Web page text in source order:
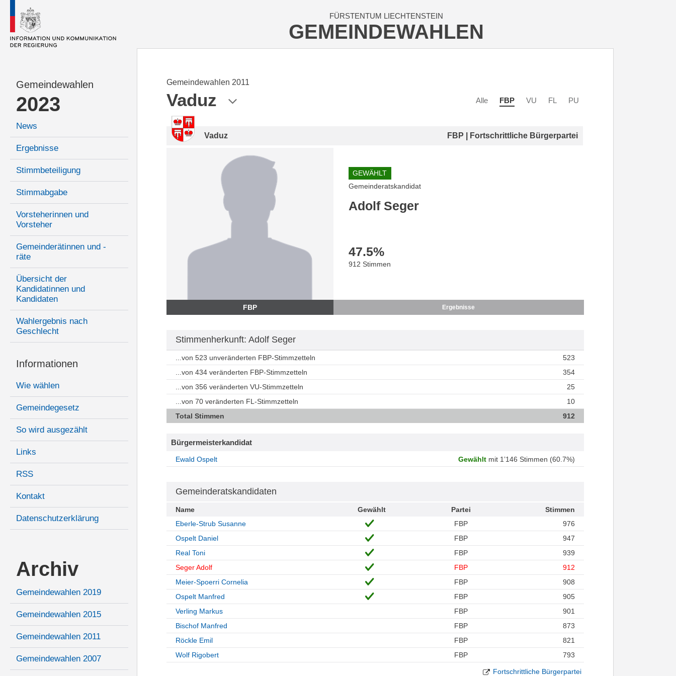
FÜRSTENTUM LIECHTENSTEIN
GEMEINDEWAHLEN
Gemeindewahlen
2023
News
Ergebnisse
Stimmbeteiligung
Stimmabgabe
Vorsteherinnen und
Vorsteher
Gemeinderätinnen und -
räte
Übersicht der
Kandidatinnen und
Kandidaten
Wahlergebnis nach
Geschlecht
Informationen
Wie wählen
Gemeindegesetz
So wird ausgezählt
Links
RSS
Kontakt
Datenschutzerklärung
Archiv
Gemeindewahlen 2019
Gemeindewahlen 2015
Gemeindewahlen 2011
Gemeindewahlen 2007
Gemeindewahlen 2011
Vaduz Alle FBP VU FL PU
Vaduz FBP | Fortschrittliche Bürgerpartei
FBP
GEWÄHLT
Gemeinderatskandidat
Adolf Seger
47.5%
912 Stimmen
Ergebnisse
Stimmenherkunft: Adolf Seger
...von 523 unveränderten FBP-Stimmzetteln
523
...von 434 veränderten FBP-Stimmzetteln
354
...von 356 veränderten VU-Stimmzetteln
25
...von 70 veränderten FL-Stimmzetteln
10
Total Stimmen
912
Bürgermeisterkandidat
Ewald Ospelt Gewähltmit 1’146 Stimmen (60.7%)
Gemeinderatskandidaten
Name Gewählt Partei
Stimmen
Eberle-Strub Susanne
FBP
976
Ospelt Daniel
FBP
947
Real Toni
FBP
939
Seger Adolf
FBP
912
Meier-Spoerri Cornelia
FBP
908
Ospelt Manfred
FBP
905
Verling Markus
FBP
901
Bischof Manfred
FBP
873
Röckle Emil
FBP
821
Wolf Rigobert
FBP 793
Fortschrittliche Bürgerpartei